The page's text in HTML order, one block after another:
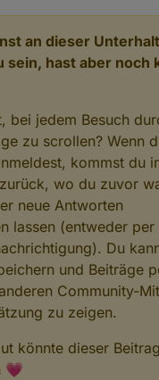
an dieser
sein, hast aber noch
bei jedem Besuch
zu scrollen? Wenn
kommst du
wo du zuvor
neue Antworten
lassen (entweder per
Du
und Beiträge
Community-
zu zeigen.
könnte dieser
💗